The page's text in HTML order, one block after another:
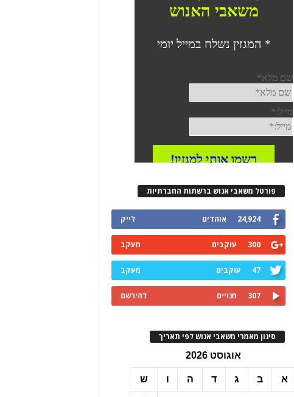
פורטל משאבי אנוש ברשתות החברתיות
24,924 אוהדים לייק
300 עוקבים מעקב
47 עוקבים מעקב
307 מנויים להירשם
סינון מאמרי משאבי אנוש לפי תאריך
אוגוסט 2026
א ב ג ד ה ו ש